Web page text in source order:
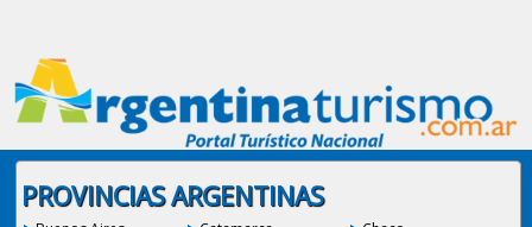
PROVINCIAS ARGENTINAS